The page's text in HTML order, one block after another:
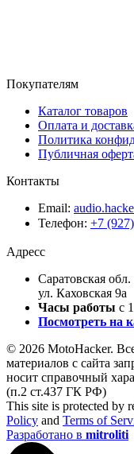
Покупателям
Каталог товаров
Оплата и
Политика
Публичная
Контакты
Email:
Телефон: +7
Адресс
Саратовская обл.
ул. Каховская 9а
Часы работы с
Посмотреть на
© 2026 MotoHacker.
материалов с сайта
носит справочный
(п.2 ст.437 ГК РФ)
This site is protected by
Policy and Terms of
Разработано в mitroliti